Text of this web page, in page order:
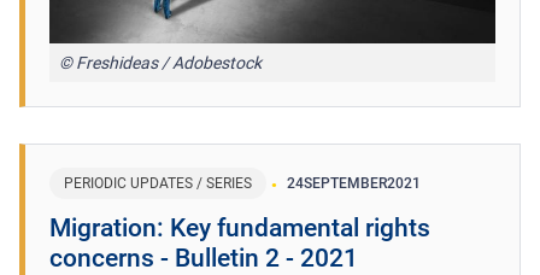
© Freshideas / Adobestock
PERIODIC UPDATES / SERIES 24SEPTEMBER2021
Migration: Key fundamental rights
concerns - Bulletin 2 - 2021